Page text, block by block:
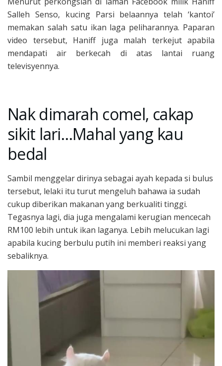
Salleh Senso, kucing Parsi belaannya telah ‘kantoi’
memakan salah satu ikan laga peliharannya. Paparan
video tersebut, Haniff juga malah terkejut apabila
mendapati air berkecah di atas lantai ruang
televisyennya.
Nak dimarah comel, cakap
sikit lari…Mahal yang kau
bedal
Sambil menggelar dirinya sebagai ayah kepada si bulus
tersebut, lelaki itu turut mengeluh bahawa ia sudah
cukup diberikan makanan yang berkualiti tinggi.
Tegasnya lagi, dia juga mengalami kerugian mencecah
RM100 lebih untuk ikan laganya. Lebih melucukan lagi
apabila kucing berbulu putih ini memberi reaksi yang
sebaliknya.